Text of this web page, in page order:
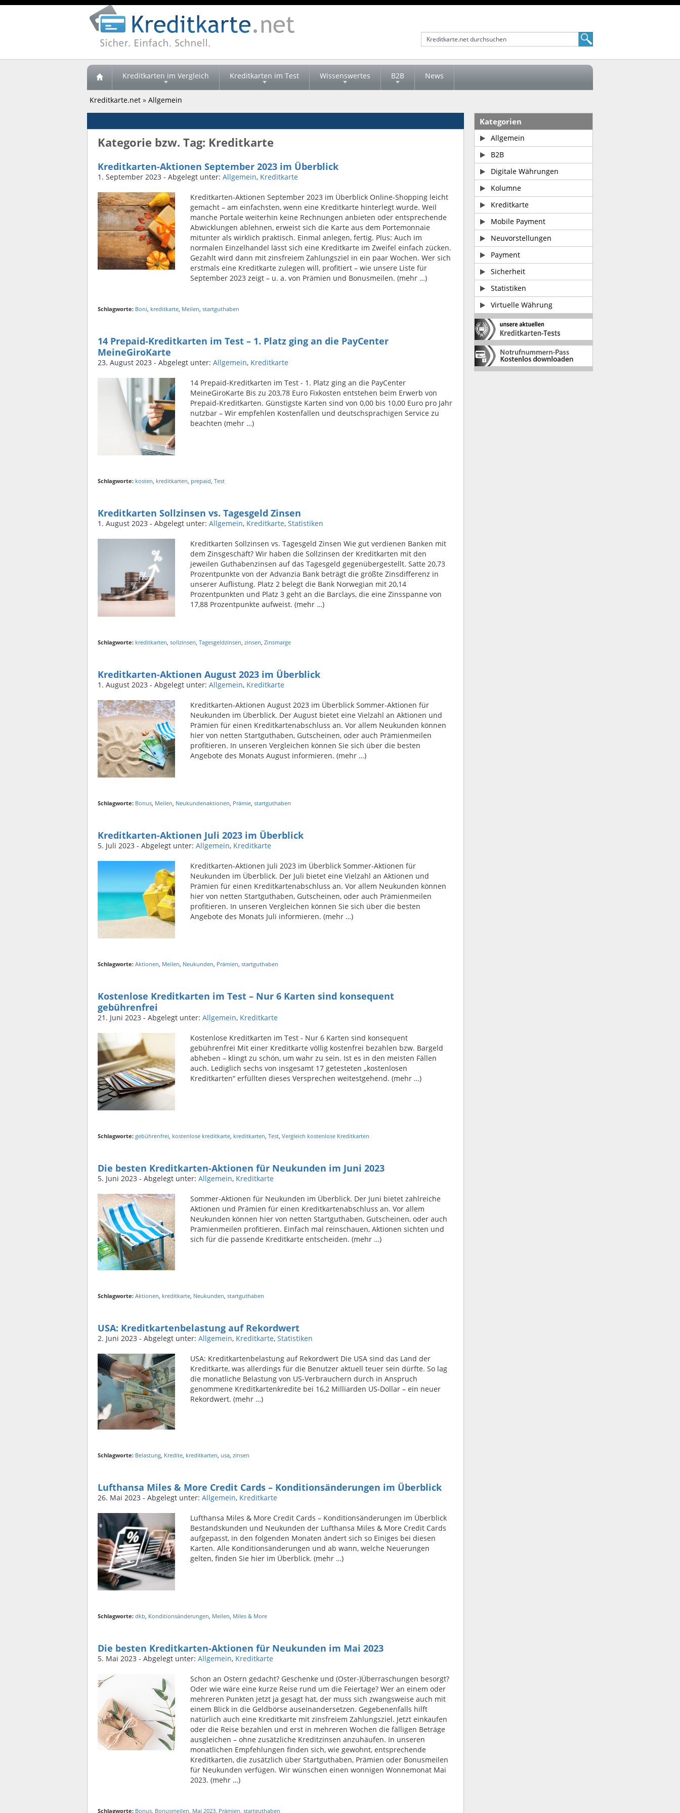
Kreditkarten im Vergleich Kreditkarten im Test Wissenswertes B2B News
Kreditkarte.net » Allgemein
Kategorie bzw. Tag: Kreditkarte
Kreditkarten-Aktionen September 2023 im Überblick
1. September 2023 - Abgelegt unter: Allgemein, Kreditkarte
Kreditkarten-Aktionen September 2023 im Überblick Online-Shopping leicht
gemacht – am einfachsten, wenn eine Kreditkarte hinterlegt wurde. Weil
manche Portale weiterhin keine Rechnungen anbieten oder entsprechende
Abwicklungen ablehnen, erweist sich die Karte aus dem Portemonnaie
mitunter als wirklich praktisch. Einmal anlegen, fertig. Plus: Auch im
normalen Einzelhandel lässt sich eine Kreditkarte im Zweifel einfach zücken.
Gezahlt wird dann mit zinsfreiem Zahlungsziel in ein paar Wochen. Wer sich
erstmals eine Kreditkarte zulegen will, profitiert – wie unsere Liste für
September 2023 zeigt – u. a. von Prämien und Bonusmeilen. (mehr …)
Schlagworte: Boni, kreditkarte, Meilen, startguthaben
14 Prepaid-Kreditkarten im Test – 1. Platz ging an die PayCenter
MeineGiroKarte
23. August 2023 - Abgelegt unter: Allgemein, Kreditkarte
14 Prepaid-Kreditkarten im Test - 1. Platz ging an die PayCenter
MeineGiroKarte Bis zu 203,78 Euro Fixkosten entstehen beim Erwerb von
Prepaid-Kreditkarten. Günstigste Karten sind von 0,00 bis 10,00 Euro pro Jahr
nutzbar – Wir empfehlen Kostenfallen und deutschsprachigen Service zu
beachten (mehr …)
Schlagworte: kosten, kreditkarten, prepaid, Test
Kreditkarten Sollzinsen vs. Tagesgeld Zinsen
1. August 2023 - Abgelegt unter: Allgemein, Kreditkarte, Statistiken
Kreditkarten Sollzinsen vs. Tagesgeld Zinsen Wie gut verdienen Banken mit
dem Zinsgeschäft? Wir haben die Sollzinsen der Kreditkarten mit den
jeweilen Guthabenzinsen auf das Tagesgeld gegenübergestellt. Satte 20,73
Prozentpunkte von der Advanzia Bank beträgt die größte Zinsdifferenz in
unserer Auflistung. Platz 2 belegt die Bank Norwegian mit 20,14
Prozentpunkten und Platz 3 geht an die Barclays, die eine Zinsspanne von
17,88 Prozentpunkte aufweist. (mehr …)
Schlagworte: kreditkarten sollzinsen Tagesgeldzinsen zinsen Zinsmarge
Kreditkarten-Aktionen August 2023 im Überblick
1. August 2023 - Abgelegt unter: Allgemein, Kreditkarte
Kreditkarten-Aktionen August 2023 im Überblick Sommer-Aktionen für
Neukunden im Überblick. Der August bietet eine Vielzahl an Aktionen und
Prämien für einen Kreditkartenabschluss an. Vor allem Neukunden können
hier von netten Startguthaben, Gutscheinen, oder auch Prämienmeilen
profitieren. In unseren Vergleichen können Sie sich über die besten
Angebote des Monats August informieren. (mehr …)
Schlagworte: Bonus Meilen Neukundenaktionen Prämie startguthaben
Kreditkarten-Aktionen Juli 2023 im Überblick
5. Juli 2023 - Abgelegt unter: Allgemein, Kreditkarte
Kreditkarten-Aktionen Juli 2023 im Überblick Sommer-Aktionen für
Neukunden im Überblick. Der Juli bietet eine Vielzahl an Aktionen und
Prämien für einen Kreditkartenabschluss an. Vor allem Neukunden können
hier von netten Startguthaben, Gutscheinen, oder auch Prämienmeilen
profitieren. In unseren Vergleichen können Sie sich über die besten
Angebote des Monats Juli informieren. (mehr …)
Schlagworte: Aktionen, Meilen, Neukunden, Prämien, startguthaben
Kostenlose Kreditkarten im Test – Nur 6 Karten sind konsequent
gebührenfrei
21. Juni 2023 - Abgelegt unter: Allgemein, Kreditkarte
Kostenlose Kreditkarten im Test - Nur 6 Karten sind konsequent
gebührenfrei Mit einer Kreditkarte völlig kostenfrei bezahlen bzw. Bargeld
abheben – klingt zu schön, um wahr zu sein. Ist es in den meisten Fällen
auch. Lediglich sechs von insgesamt 17 getesteten „kostenlosen
Kreditkarten“ erfüllten dieses Versprechen weitestgehend. (mehr …)
Schlagworte: gebührenfrei, kostenlose kreditkarte, kreditkarten, Test, Vergleich kostenlose Kreditkarten
Die besten Kreditkarten-Aktionen für Neukunden im Juni 2023
5. Juni 2023 - Abgelegt unter: Allgemein, Kreditkarte
Sommer-Aktionen für Neukunden im Überblick. Der Juni bietet zahlreiche
Aktionen und Prämien für einen Kreditkartenabschluss an. Vor allem
Neukunden können hier von netten Startguthaben, Gutscheinen, oder auch
Prämienmeilen profitieren. Einfach mal reinschauen, Aktionen sichten und
sich für die passende Kreditkarte entscheiden. (mehr …)
Schlagworte: Aktionen kreditkarte Neukunden startguthaben
USA: Kreditkartenbelastung auf Rekordwert
2. Juni 2023 - Abgelegt unter: Allgemein, Kreditkarte, Statistiken
USA: Kreditkartenbelastung auf Rekordwert Die USA sind das Land der
Kreditkarte, was allerdings für die Benutzer aktuell teuer sein dürfte. So lag
die monatliche Belastung von US-Verbrauchern durch in Anspruch
genommene Kreditkartenkredite bei 16,2 Milliarden US-Dollar – ein neuer
Rekordwert. (mehr …)
Schlagworte: Belastung, Kredite, kreditkarten, usa, zinsen
Lufthansa Miles & More Credit Cards – Konditionsänderungen im Überblick
26. Mai 2023 - Abgelegt unter: Allgemein, Kreditkarte
Lufthansa Miles & More Credit Cards – Konditionsänderungen im Überblick
Bestandskunden und Neukunden der Lufthansa Miles & More Credit Cards
aufgepasst, in den folgenden Monaten ändert sich so Einiges bei diesen
Karten. Alle Konditionsänderungen und ab wann, welche Neuerungen
gelten, finden Sie hier im Überblick. (mehr …)
Schlagworte: dkb, Konditionsänderungen, Meilen, Miles & More
Die besten Kreditkarten-Aktionen für Neukunden im Mai 2023
5. Mai 2023 - Abgelegt unter: Allgemein, Kreditkarte
Schon an Ostern gedacht? Geschenke und (Oster-)Überraschungen besorgt?
Oder wie wäre eine kurze Reise rund um die Feiertage? Wer an einem oder
mehreren Punkten jetzt ja gesagt hat, der muss sich zwangsweise auch mit
einem Blick in die Geldbörse auseinandersetzen. Gegebenenfalls hilft
natürlich auch eine Kreditkarte mit zinsfreiem Zahlungsziel. Jetzt einkaufen
oder die Reise bezahlen und erst in mehreren Wochen die fälligen Beträge
ausgleichen – ohne zusätzliche Kreditzinsen anzuhäufen. In unseren
monatlichen Empfehlungen finden sich, wie gewohnt, entsprechende
Kreditkarten, die zusätzlich über Startguthaben, Prämien oder Bonusmeilen
für Neukunden verfügen. Wir wünschen einen wonnigen Wonnemonat Mai
2023. (mehr …)
Schlagworte: Bonus, Bonusmeilen, Mai 2023, Prämien, startguthaben
Kategorien
Allgemein
B2B
Digitale Währungen
Kolumne
Kreditkarte
Mobile Payment
Neuvorstellungen
Payment
Sicherheit
Statistiken
Virtuelle Währung